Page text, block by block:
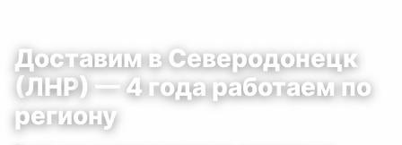
Доставим вСеверодонецк
(ЛНР) — 4годаработаем по
региону